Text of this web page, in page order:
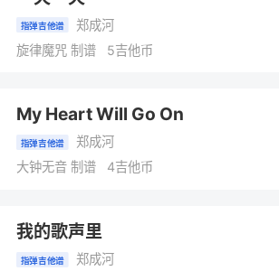
指弹吉他谱
郑成河
旋律魔咒 制谱 5吉他币
My Heart Will Go On
指弹吉他谱
郑成河
大钟无音 制谱 4吉他币
我的歌声里
指弹吉他谱
郑成河